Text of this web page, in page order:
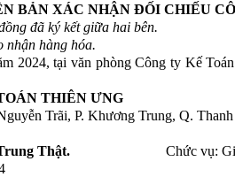
BẢN XÁC NHẬN ĐỐICHIẾU
đã ký kết giữa hai bên.
nhận hàng hóa.
2024, tại văn phòng Công ty Kế
THIÊN ƯNG
Trãi, P. Khương Trung, Q. Thanh
Thật.
Chức vụ: